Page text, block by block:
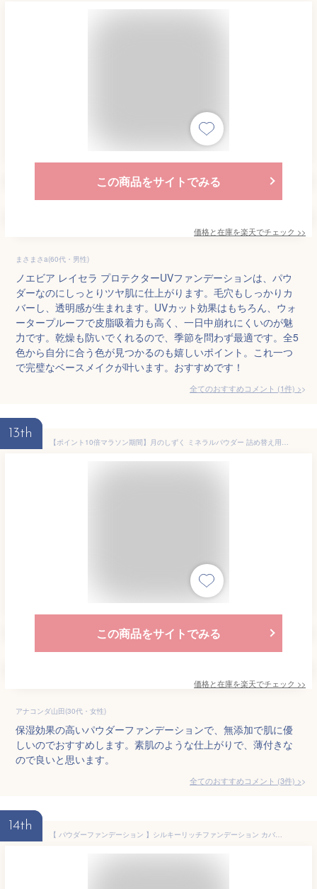
この商品をサイトでみる
価格と在庫を楽天でチェック >>
まさまさa(60代・男性)
ノエビア レイセラ プロテクターUVファンデーションは、パウ
ダーなのにしっとりツヤ肌に仕上がります。毛穴もしっかりカ
バーし、透明感が生まれます。UVカット効果はもちろん、ウォ
ータープルーフで皮脂吸着力も高く、一日中崩れにくいのが魅
力です。乾燥も防いでくれるので、季節を問わず最適です。全5
色から自分に合う色が見つかるのも嬉しいポイント。これ一つ
で完璧なベースメイクが叶います。おすすめです！
全てのおすすめコメント (1件) >
13th
【ポイント10倍マラソン期間】月のしずく ミネラルパウダー 詰め替え用 11g ゆの里 パウダーファンデーション SPF22 PA 素肌感覚の 美肌 に早変わり！コスメ 肌に優しい 自然派 無添加 乾燥肌 敏感肌 美白 保湿 温泉水 新商品 送料無料
この商品をサイトでみる
価格と在庫を楽天でチェック >>
アナコンダ山田(30代・女性)
保湿効果の高いパウダーファンデーションで、無添加で肌に優
しいのでおすすめします。素肌のような仕上がりで、薄付きな
ので良いと思います。
全てのおすすめコメント (3件) >
14th
【 パウダーファンデーション 】シルキーリッチファンデーション カバー力 SPF30 PA+++ 毛穴 ファンデーション マット 毛穴カバー 透明感 パウダーファンデ レフィル 長時間キープ ツヤ肌 詰め替え用 しっとり スキンケア 陶器肌 なめらか 保湿成分 ケース別売り